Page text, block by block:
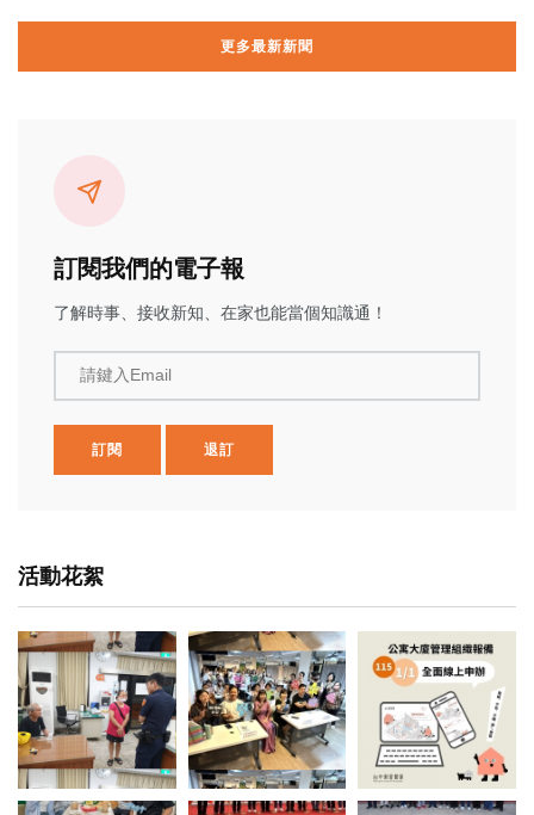
更多最新新聞
訂閱我們的電子報
了解時事、接收新知、在家也能當個知識通！
請鍵入Email
訂閱 退訂
活動花絮